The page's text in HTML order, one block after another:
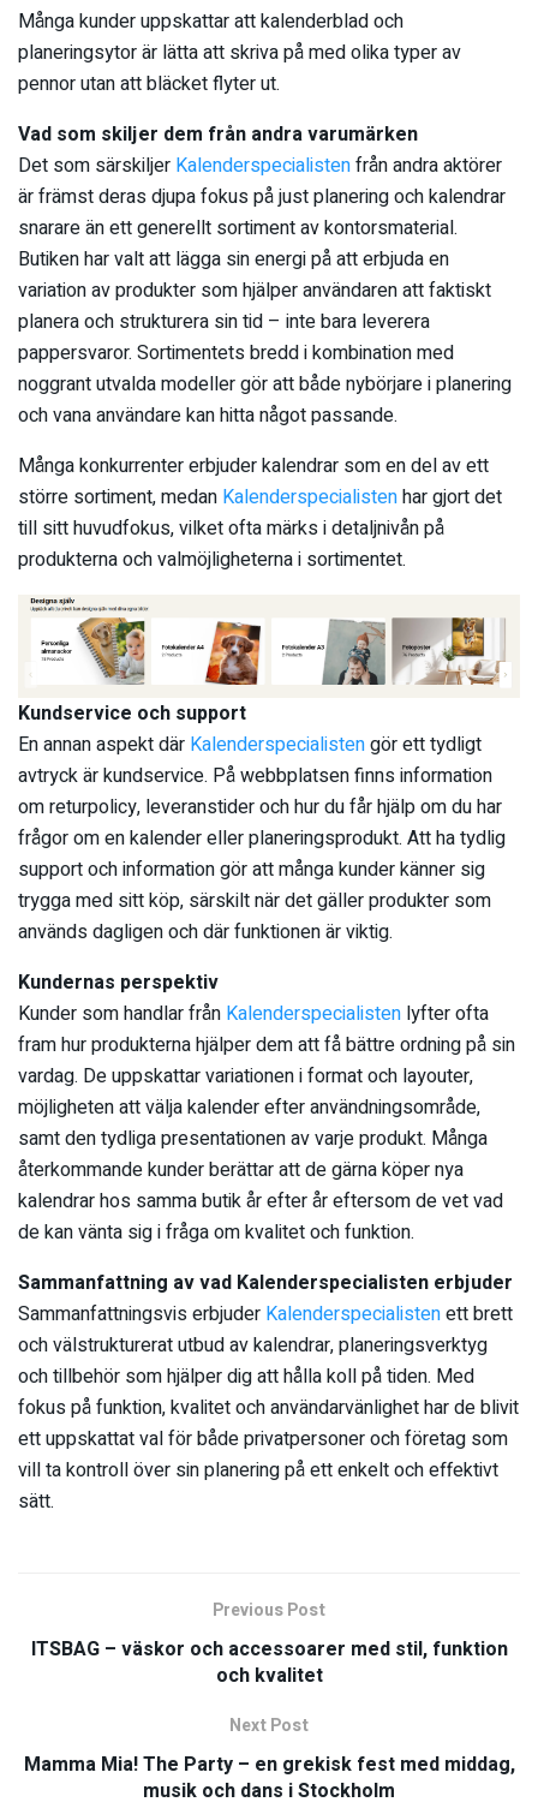
Många kunder uppskattar att kalenderblad och
planeringsytor är lätta att skriva på med olika typer av
pennor utan att bläcket flyter ut.
Vad som skiljer dem från andra varumärken
Det som särskiljer Kalenderspecialistenfrån andra aktörer
är främst deras djupa fokus på just planering och kalendrar
snarare än ett generellt sortiment av kontorsmaterial.
Butiken har valt att lägga sin energi på att erbjuda en
variation av produkter som hjälper användaren att faktiskt
planera och strukturera sin tid – inte bara leverera
pappersvaror. Sortimentets bredd i kombination med
noggrant utvalda modeller gör att både nybörjare i planering
och vana användare kan hitta något passande.
Många konkurrenter erbjuder kalendrar som en del av ett
större sortiment, medan Kalenderspecialistenhar gjort det
till sitt huvudfokus, vilket ofta märks i detaljnivån på
produkterna och valmöjligheterna i sortimentet.
Kundservice och support
En annan aspekt där Kalenderspecialistengör ett tydligt
avtryck är kundservice. På webbplatsen finns information
om returpolicy, leveranstider och hur du får hjälp om du har
frågor om en kalender eller planeringsprodukt. Att ha tydlig
support och information gör att många kunder känner sig
trygga med sitt köp, särskilt när det gäller produkter som
används dagligen och där funktionen är viktig.
Kundernas perspektiv
Kunder som handlar från Kalenderspecialisten lyfter ofta
fram hur produkterna hjälper dem att få bättre ordning på sin
vardag. De uppskattar variationen i format och layouter,
möjligheten att välja kalender efter användningsområde,
samt den tydliga presentationen av varje produkt. Många
återkommande kunder berättar att de gärna köper nya
kalendrar hos samma butik år efter år eftersom de vet vad
de kan vänta sig i fråga om kvalitet och funktion.
Sammanfattning av vad Kalenderspecialisten erbjuder
Sammanfattningsvis erbjuder Kalenderspecialistenett brett
och välstrukturerat utbud av kalendrar, planeringsverktyg
och tillbehör som hjälper dig att hålla koll på tiden. Med
fokus på funktion, kvalitet och användarvänlighet har de blivit
ett uppskattat val för både privatpersoner och företag som
vill ta kontroll över sin planering på ett enkelt och effektivt
sätt.
Previous Post
ITSBAG – väskor och accessoarer med stil, funktion
och kvalitet
Next Post
Mamma Mia! The Party – en grekisk fest med middag,
musik och dans i Stockholm